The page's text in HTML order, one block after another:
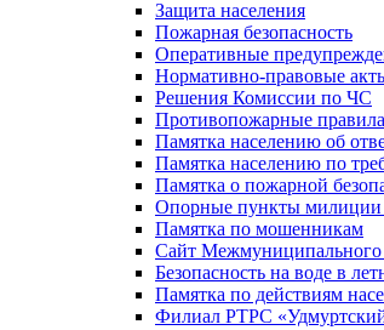
Защита населения
Пожарная безопасность
Оперативные
Нормативно-правовые
Решения Комиссии по ЧС
Противопожарные
Памятка населению об
Памятка населению по
Памятка о пожарной
Опорные пункты милиции
Памятка по мошенникам
Сайт
Безопасность на воде в
Памятка по действиям
Филиал РТРС «Удмуртский